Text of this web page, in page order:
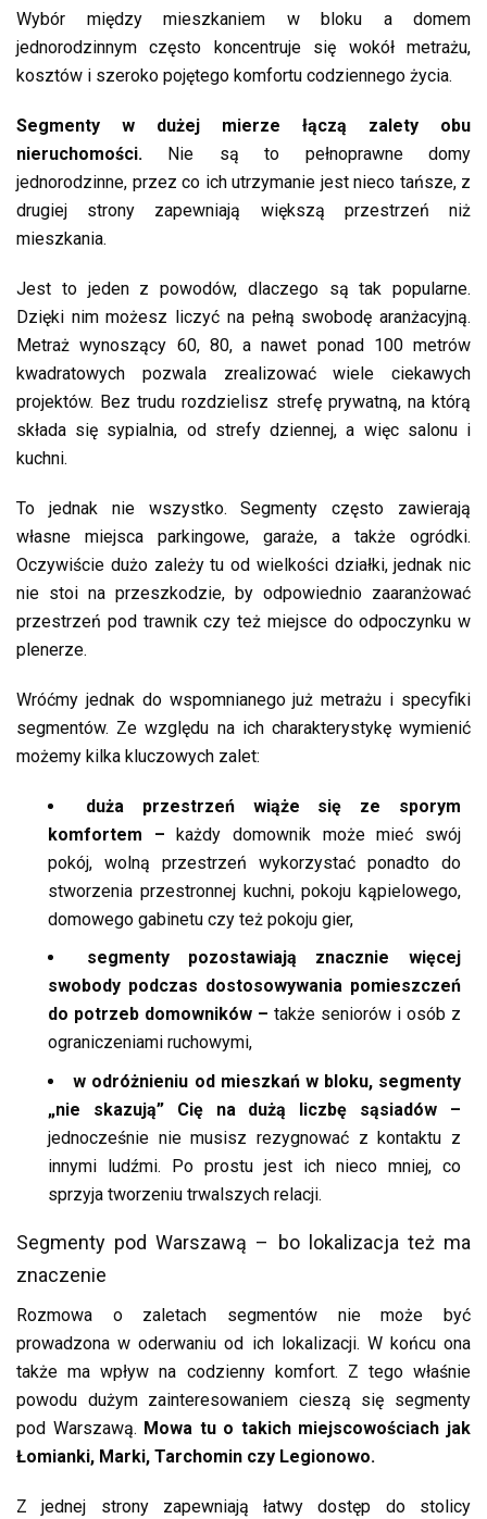
Wybór między mieszkaniem w bloku a domem
jednorodzinnym często koncentruje się wokół metrażu,
kosztów i szeroko pojętego komfortu codziennego życia.
Segmenty w dużej mierze łączą zalety obu
nieruchomości. Nie są to pełnoprawne domy
jednorodzinne, przez co ich utrzymanie jest nieco tańsze, z
drugiej strony zapewniają większą przestrzeń niż
mieszkania.
Jest to jeden z powodów, dlaczego są tak popularne.
Dzięki nim możesz liczyć na pełną swobodę aranżacyjną.
Metraż wynoszący 60, 80, a nawet ponad 100 metrów
kwadratowych pozwala zrealizować wiele ciekawych
projektów. Bez trudu rozdzielisz strefę prywatną, na którą
składa się sypialnia, od strefy dziennej, a więc salonu i
kuchni.
To jednak nie wszystko. Segmenty często zawierają
własne miejsca parkingowe, garaże, a także ogródki.
Oczywiście dużo zależy tu od wielkości działki, jednak nic
nie stoi na przeszkodzie, by odpowiednio zaaranżować
przestrzeń pod trawnik czy też miejsce do odpoczynku w
plenerze.
Wróćmy jednak do wspomnianego już metrażu i specyfiki
segmentów. Ze względu na ich charakterystykę wymienić
możemy kilka kluczowych zalet:
duża przestrzeń wiąże się ze sporym
komfortem –każdy domownik może mieć swój
pokój, wolną przestrzeń wykorzystać ponadto do
stworzenia przestronnej kuchni, pokoju kąpielowego,
domowego gabinetu czy też pokoju gier,
segmenty pozostawiają znacznie więcej
swobody podczas dostosowywania pomieszczeń
do potrzeb domowników – także seniorów i osób z
ograniczeniami ruchowymi,
w odróżnieniu od mieszkań w bloku, segmenty
„nie skazują” Cię na dużą liczbę sąsiadów –
jednocześnie nie musisz rezygnować z kontaktu z
innymi ludźmi. Po prostu jest ich nieco mniej, co
sprzyja tworzeniu trwalszych relacji.
Segmenty pod Warszawą – bo lokalizacja też ma
znaczenie
Rozmowa o zaletach segmentów nie może być
prowadzona w oderwaniu od ich lokalizacji. W końcu ona
także ma wpływ na codzienny komfort. Z tego właśnie
powodu dużym zainteresowaniem cieszą się segmenty
pod Warszawą. Mowa tu o takich miejscowościach jak
Łomianki, Marki, Tarchomin czy Legionowo.
Z jednej strony zapewniają łatwy dostęp do stolicy